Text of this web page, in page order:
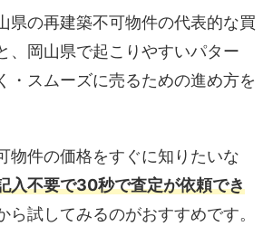
県の再建築不可物件の代表的な買
、岡山県で起こりやすいパター
・スムーズに売るための進め方を
物件の価格をすぐに知りたいな
入不要で30秒で査定が依頼でき
ら試してみるのがおすすめです。